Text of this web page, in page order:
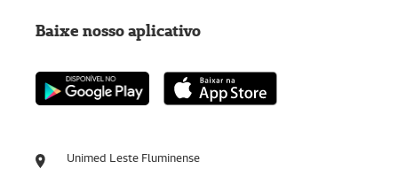
Unimed Leste Fluminense
Baixe nosso aplicativo